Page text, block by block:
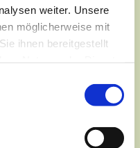
weiter. Unsere
möglicherweise mit
ihnen bereitgestellt